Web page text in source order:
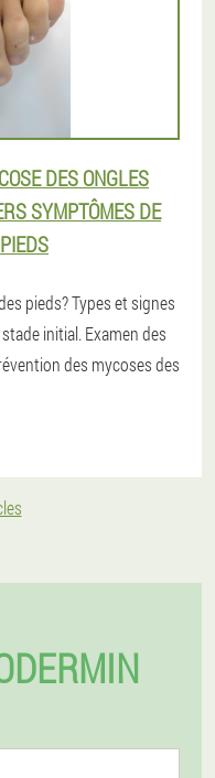
DES ONGLES
SYMPTÔMES DE
pieds? Types et signes
initial. Examen des
des mycoses des